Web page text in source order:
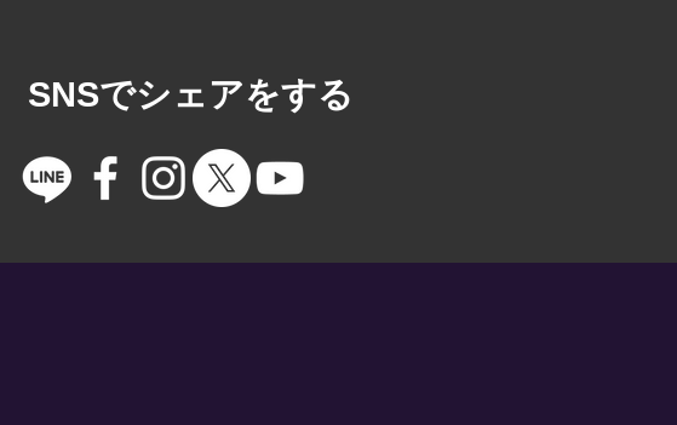
​SNSでシェアをする